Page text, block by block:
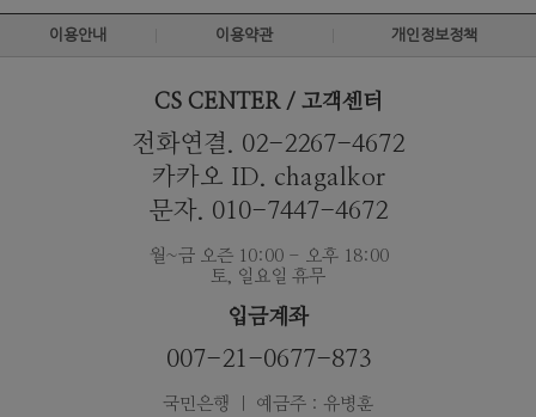
이용안내 이용약관 개인정보정책
CS CENTER / 고객센터
전화연결. 02-2267-4672
카카오 ID. chagalkor
문자. 010-7447-4672
월~금 오즌 10:00 - 오후 18:00
토, 일요일 휴무
입금계좌
007-21-0677-873
국민은행 ｜ 예금주 : 유병훈